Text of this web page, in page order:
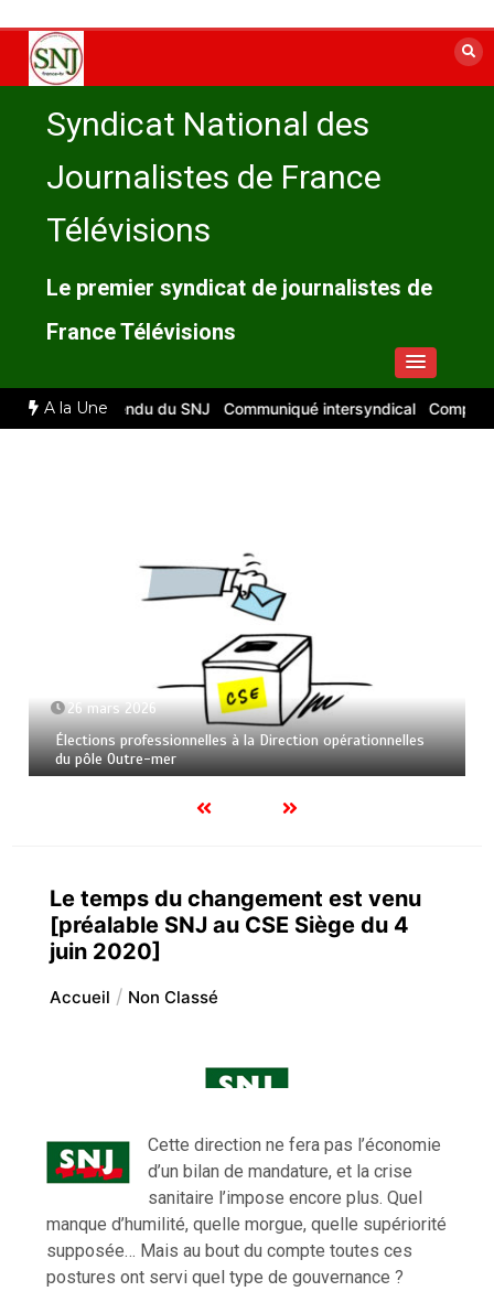
contenu
Syndicat National des
Journalistes de France
Télévisions
Le premier syndicat de journalistes de
France Télévisions
A la Une
: compte rendu du SNJ Communiqué intersyndical Compte-
26 mars 2026
Élections professionnelles à la Direction opérationnelles
du pôle Outre-mer
Le temps du changement est venu
[préalable SNJ au CSE Siège du 4
juin 2020]
Accueil Non Classé
Cette direction ne fera pas l’économie
d’un bilan de mandature, et la crise
sanitaire l’impose encore plus. Quel
manque d’humilité, quelle morgue, quelle supériorité
supposée… Mais au bout du compte toutes ces
postures ont servi quel type de gouvernance ?